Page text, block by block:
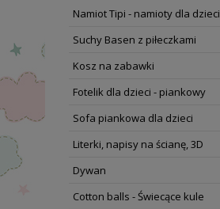
Namiot Tipi - namioty dla dzieci
Suchy Basen z piłeczkami
Kosz na zabawki
Fotelik dla dzieci - piankowy
Sofa piankowa dla dzieci
Literki, napisy na ścianę, 3D
Dywan
Cotton balls - Świecące kule